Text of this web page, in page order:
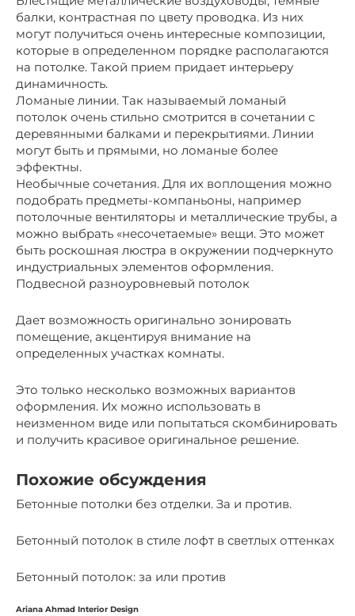
балки, контрастная по цвету проводка. Из них
могут получиться очень интересные композиции,
которые в определенном порядке располагаются
на потолке. Такой прием придает интерьеру
динамичность.
Ломаные линии. Так называемый ломаный
потолок очень стильно смотрится в сочетании с
деревянными балками и перекрытиями. Линии
могут быть и прямыми, но ломаные более
эффектны.
Необычные сочетания. Для их воплощения можно
подобрать предметы-компаньоны, например
потолочные вентиляторы и металлические трубы, а
можно выбрать «несочетаемые» вещи. Это может
быть роскошная люстра в окружении подчеркнуто
индустриальных элементов оформления.
Подвесной разноуровневый потолок
Дает возможность оригинально зонировать
помещение, акцентируя внимание на
определенных участках комнаты.
Это только несколько возможных вариантов
оформления. Их можно использовать в
неизменном виде или попытаться скомбинировать
и получить красивое оригинальное решение.
Похожие обсуждения
Бетонные потолки без отделки. За и против.
Бетонный потолок в стиле лофт в светлых оттенках
Бетонный потолок: за или против
Ariana Ahmad Interior Design